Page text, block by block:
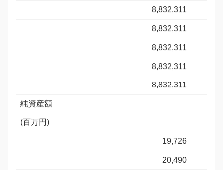
8,832,311
8,832,311
8,832,311
8,832,311
8,832,311
純資産額
(百万円)
19,726
20,490